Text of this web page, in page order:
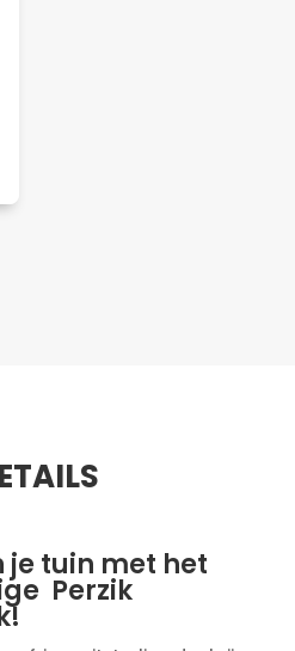
je tuin met het
Perzik